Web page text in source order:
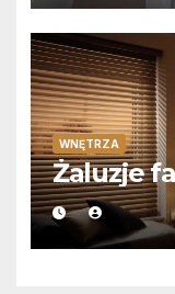
WNĘTRZA
Żaluzje